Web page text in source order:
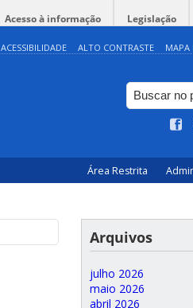
Acesso à informação Legislação
ACESSIBILIDADE ALTO CONTRASTE MAPA
Área Restrita
Arquivos
julho 2026
maio 2026
abril 2026